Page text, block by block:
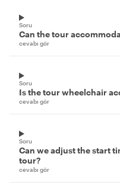
Soru
Can the tour
cevabı gör
Soru
Is the tour wheelchair
cevabı gör
Soru
Can we adjust the start
tour?
cevabı gör